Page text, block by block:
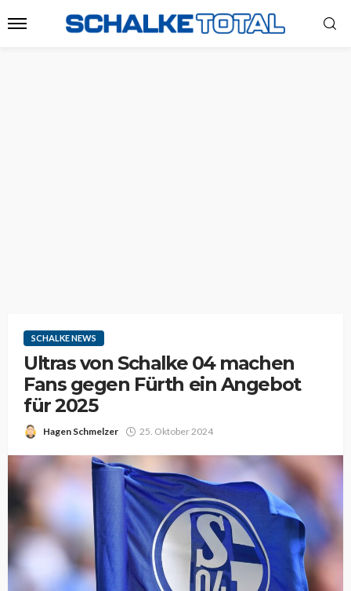
SCHALKE NEWS
Ultras von Schalke 04 machen
Fans gegen Fürth ein Angebot
für 2025
Hagen Schmelzer 25. Oktober 2024